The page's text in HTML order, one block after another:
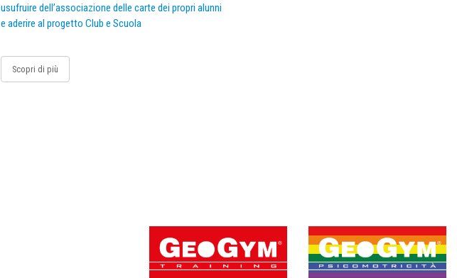
usufruire dell’associazione delle carte dei propri alunni
e aderire al progetto Club e Scuola
Scopri di più